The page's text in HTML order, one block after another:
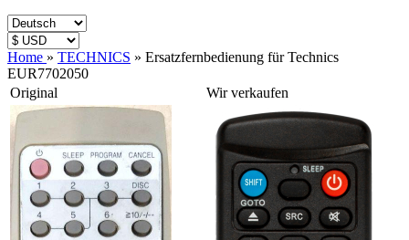
Home » TECHNICS » Ersatzfernbedienung für Technics
EUR7702050
Original
Wir verkaufen